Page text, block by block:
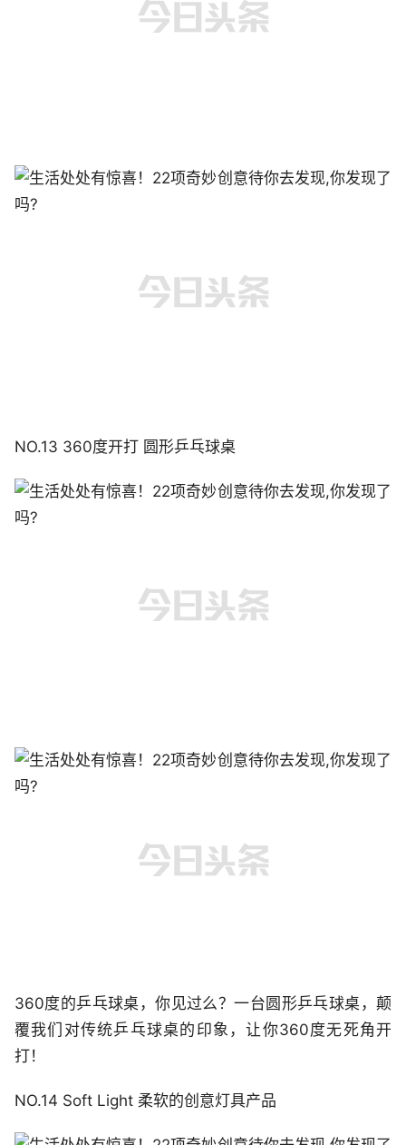
NO.13 360度开打 圆形乒乓球桌
360度的乒乓球桌，你见过么？一台圆形乒乓球桌，颠
覆我们对传统乒乓球桌的印象，让你360度无死角开
打！
NO.14 Soft Light 柔软的创意灯具产品